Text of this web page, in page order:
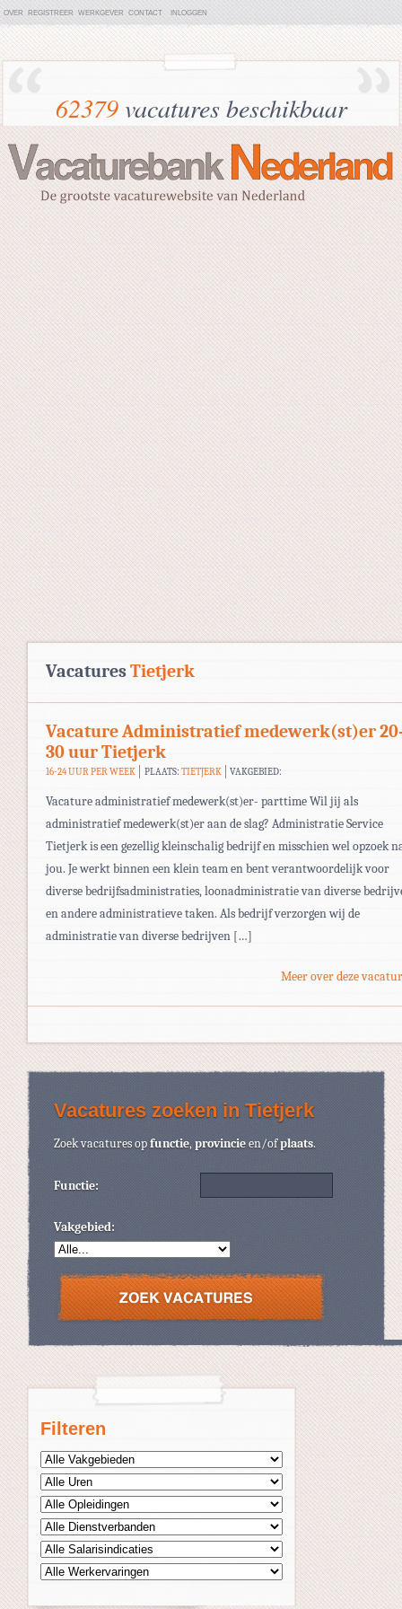
OVER REGISTREER WERKGEVER CONTACT INLOGGEN
62379vacatures beschikbaar
Filteren
VacaturesTietjerk
Vacature Administratief medewerk(st)er
30 uur Tietjerk
16-24 UUR PER WEEK PLAATS: TIETJERK VAKGEBIED:
Vacature administratief medewerk(st)er- parttime Wil jij als
administratief medewerk(st)er aan de slag? Administratie Service
Tietjerk is een gezellig kleinschalig bedrijf en misschien wel opzoek
jou. Je werkt binnen een klein team en bent verantwoordelijk voor
diverse bedrijfsadministraties, loonadministratie van diverse
en andere administratieve taken. Als bedrijf verzorgen wij de
administratie van diverse bedrijven […]
Meer over deze
Vacatures zoeken in Tietjerk
Zoek vacatures opfunctie,provincieen/ofplaats.
Functie:
Vakgebied: